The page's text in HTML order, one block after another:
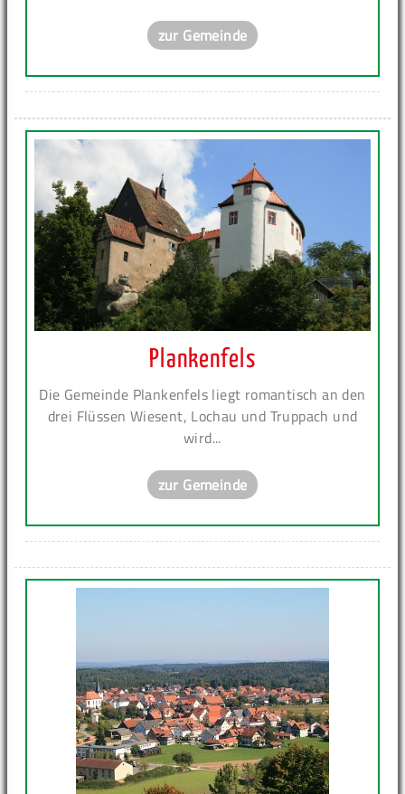
zur Gemeinde
Plankenfels
Die Gemeinde Plankenfels liegt romantisch an den
drei Flüssen Wiesent, Lochau und Truppach und
wird...
zur Gemeinde